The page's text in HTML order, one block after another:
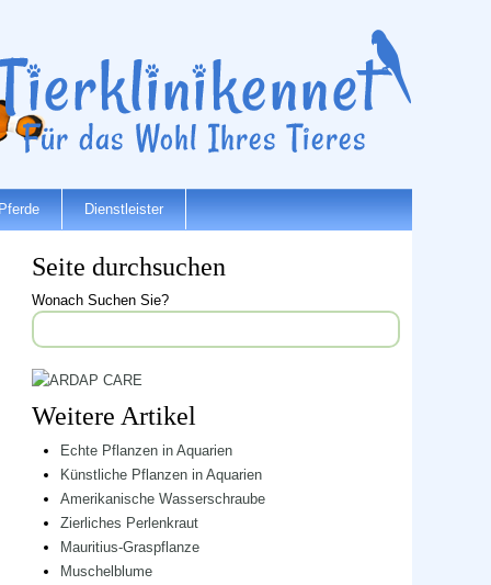
Dienstleister
Seite durchsuchen
Wonach Suchen Sie?
Weitere Artikel
Echte Pflanzen in Aquarien
Künstliche Pflanzen in Aquarien
Amerikanische Wasserschraube
Zierliches Perlenkraut
Mauritius-Graspflanze
Muschelblume